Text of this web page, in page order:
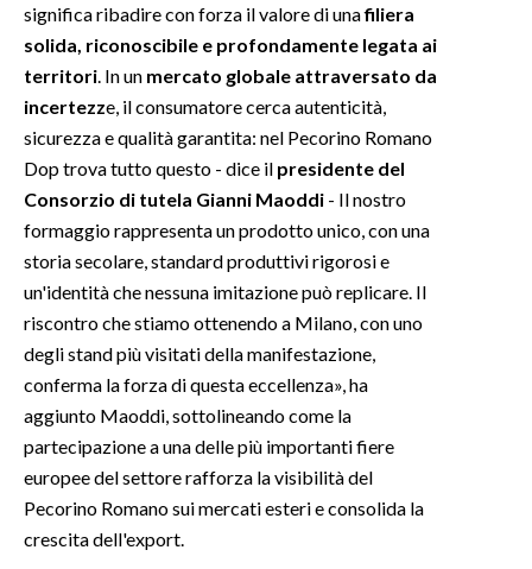
significa ribadire con forza il valore di unafiliera
solida, riconoscibile e profondamente legata ai
territori . In un mercato globale attraversato da
incertezze, il consumatore cerca autenticità,
sicurezza e qualità garantita: nel Pecorino Romano
Dop trova tutto questo - dice il presidente del
Consorzio di tutela Gianni Maoddi - Il nostro
formaggio rappresenta un prodotto unico, con una
storia secolare, standard produttivi rigorosi e
un'identità che nessuna imitazione può replicare. Il
riscontro che stiamo ottenendo a Milano, con uno
degli stand più visitati della manifestazione,
conferma la forza di questa eccellenza», ha
aggiunto Maoddi, sottolineando come la
partecipazione a una delle più importanti fiere
europee del settore rafforza la visibilità del
Pecorino Romano sui mercati esteri e consolida la
crescita dell'export.